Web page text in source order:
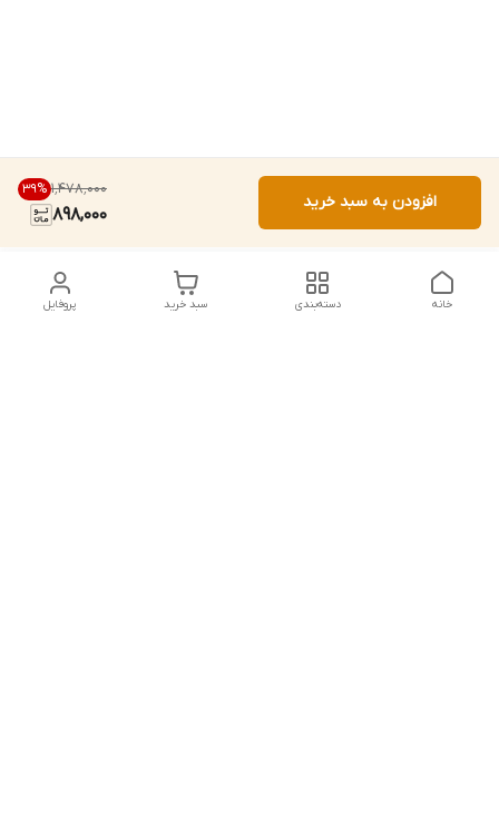
۱٬۴۷۸٬۰۰۰ 39%
898,000
افزودن به سبد خرید
پروفایل سبد خرید دسته‌بندی خانه